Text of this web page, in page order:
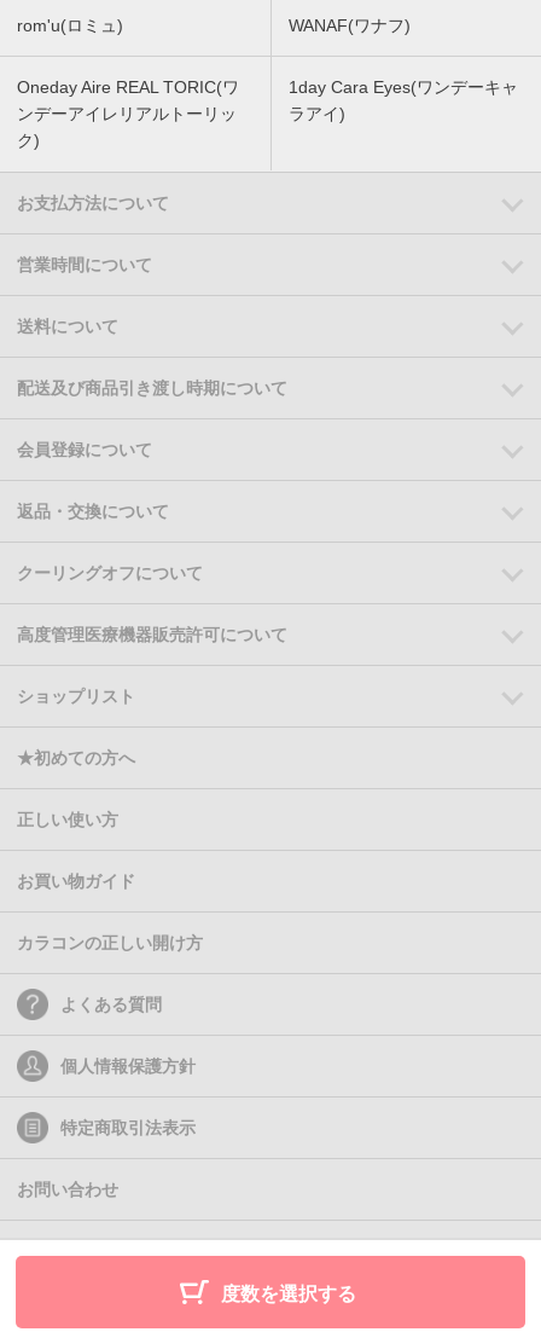
度数を選択する
rom'u(ロミュ) WANAF(ワナフ)
Oneday Aire REAL TORIC(ワ
ンデーアイレリアルトーリッ
ク)
1day Cara Eyes(ワンデーキャ
ラアイ)
お支払方法について
営業時間について
送料について
配送及び商品引き渡し時期について
会員登録について
返品・交換について
クーリングオフについて
高度管理医療機器販売許可について
ショップリスト
★初めての方へ
正しい使い方
お買い物ガイド
カラコンの正しい開け方
よくある質問
個人情報保護方針
特定商取引法表示
お問い合わせ
(C)2011- Queen Eyes